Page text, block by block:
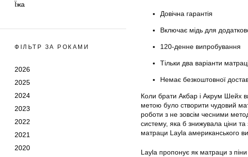
Їжа
ФІЛЬТР ЗА РОКАМИ
2026
2025
2024
2023
2022
2021
2020
Довічна гарантія
Включає мідь для
120-денне випробування
Тільки два варіанти
Немає безкоштовної
Коли брати Акбар і Акрум Шейх
метою було створити чудовий
роботи з не зовсім чесними
систему, яка б знижувала ціни
матраци Layla американського
Layla пропонує як матраци з піни